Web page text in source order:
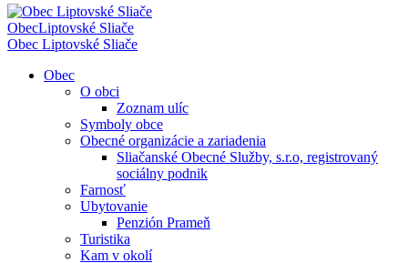
ObecLiptovské Sliače
Obec Liptovské Sliače
Obec
O obci
Zoznam ulíc
Symboly obce
Obecné organizácie a zariadenia
Sliačanské Obecné Služby, s.r.o, registrovaný
sociálny podnik
Farnosť
Ubytovanie
Penzión Prameň
Turistika
Kam v okolí